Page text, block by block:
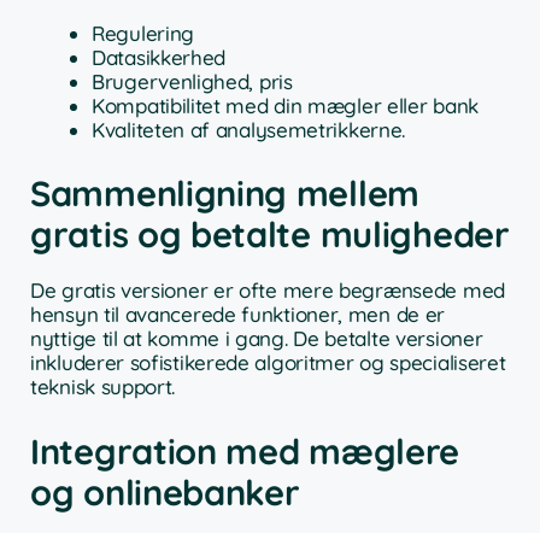
Regulering
Datasikkerhed
Brugervenlighed, pris
Kompatibilitet med din mægler eller bank
Kvaliteten af analysemetrikkerne.
Sammenligning mellem
gratis og betalte muligheder
De gratis versioner er ofte mere begrænsede med
hensyn til avancerede funktioner, men de er
nyttige til at komme i gang. De betalte versioner
inkluderer sofistikerede algoritmer og specialiseret
teknisk support.
Integration med mæglere
og onlinebanker